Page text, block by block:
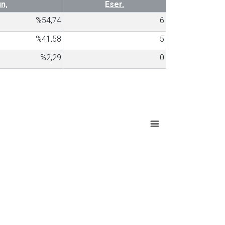
Eser.
%54,74
6
%41,58
5
%2,29 0